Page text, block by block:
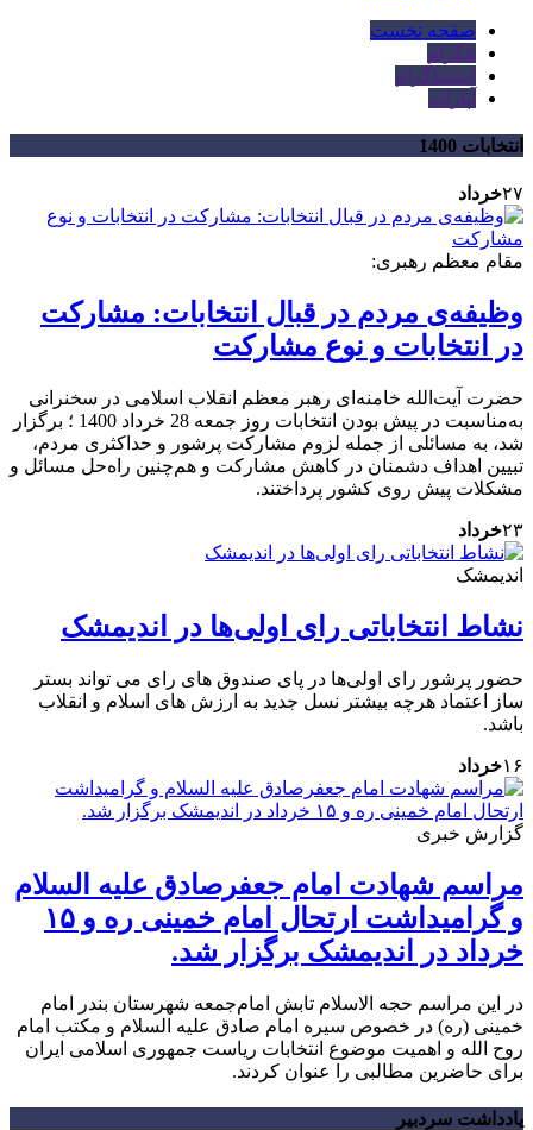
صفحه نخست
تلگرام
اینستاگرام
آپارات
انتخابات 1400
۲۷خرداد
مقام معظم رهبری:
وظیفه‌ی مردم در قبال انتخابات: مشارکت
در انتخابات و نوع مشارکت
حضرت آیت‌الله خامنه‌ای رهبر معظم انقلاب اسلامی در سخنرانی
به‌مناسبت در پیش بودن انتخابات روز جمعه 28 خرداد 1400 ؛ برگزار
شد، به مسائلی از جمله لزوم مشارکت پرشور و حداکثری مردم،
تبیین اهداف دشمنان در کاهش مشارکت و هم‌چنین راه‌حل مسائل و
مشکلات پیش روی کشور پرداختند.
۲۳خرداد
اندیمشک
نشاط انتخاباتی رای اولی‌ها در اندیمشک
حضور پرشور رای اولی‌ها در پای صندوق های رای می تواند بستر
ساز اعتماد هرچه بیشتر نسل جدید به ارزش های اسلام و انقلاب
باشد.
۱۶خرداد
گزارش خبری
مراسم شهادت امام جعفرصادق علیه السلام
و گرامیداشت ارتحال امام خمینی ره و ۱۵
خرداد در اندیمشک برگزار شد.
در این مراسم حجه الاسلام تابش امام‌جمعه شهرستان بندر امام
خمینی (ره) در خصوص سیره امام صادق علیه السلام و مکتب امام
روح الله و اهمیت موضوع انتخابات ریاست جمهوری اسلامی ایران
برای حاضرین مطالبی را عنوان کردند.
یادداشت سردبیر